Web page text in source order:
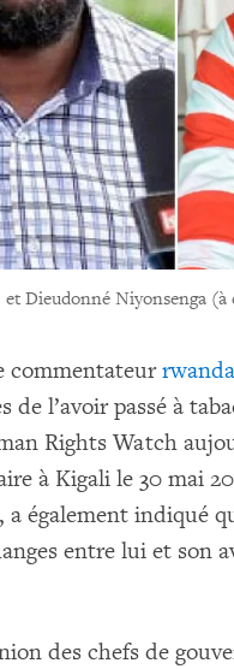
Dieudonné Niyonsenga (à
commentateur
l’avoir passé à
Rights Watch
à Kigali le 30 mai
a également indiqué
entre lui et son
des chefs de